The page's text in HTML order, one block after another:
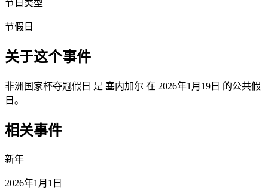
节日类型
节假日
关于这个事件
非洲国家杯夺冠假日 是 塞内加尔 在 2026年1月19日 的公共假
日。
相关事件
新年
2026年1月1日